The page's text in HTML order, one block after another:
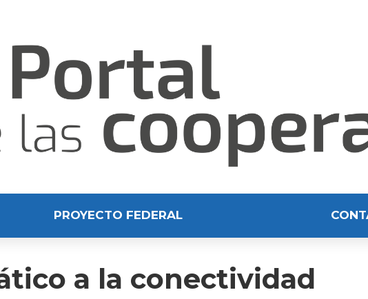
PROYECTO FEDERAL
a la conectividad